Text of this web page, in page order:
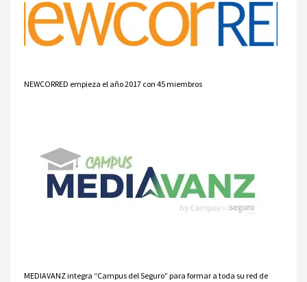
NEWCORRED empieza el año 2017 con 45 miembros
MEDIAVANZ integra “Campus del Seguro” para formar a toda su red de